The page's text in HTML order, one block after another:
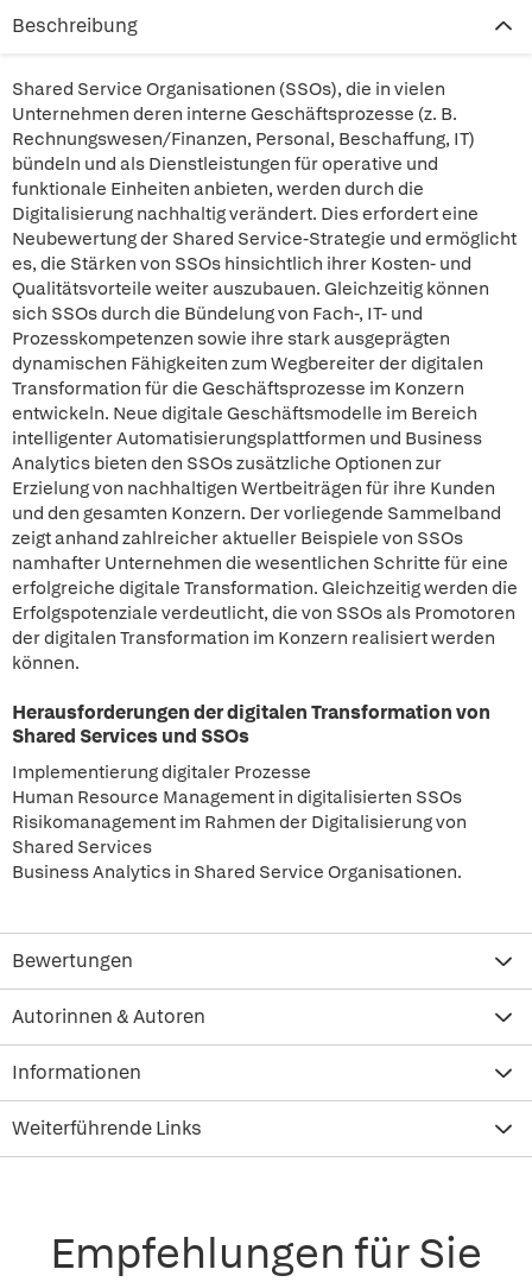
Beschreibung
Shared Service Organisationen (SSOs), die in vielen
Unternehmen deren interne Geschäftsprozesse (z. B.
Rechnungswesen/Finanzen, Personal, Beschaffung, IT)
bündeln und als Dienstleistungen für operative und
funktionale Einheiten anbieten, werden durch die
Digitalisierung nachhaltig verändert. Dies erfordert eine
Neubewertung der Shared Service-Strategie und ermöglicht
es, die Stärken von SSOs hinsichtlich ihrer Kosten- und
Qualitätsvorteile weiter auszubauen. Gleichzeitig können
sich SSOs durch die Bündelung von Fach-, IT- und
Prozesskompetenzen sowie ihre stark ausgeprägten
dynamischen Fähigkeiten zum Wegbereiter der digitalen
Transformation für die Geschäftsprozesse im Konzern
entwickeln. Neue digitale Geschäftsmodelle im Bereich
intelligenter Automatisierungsplattformen und Business
Analytics bieten den SSOs zusätzliche Optionen zur
Erzielung von nachhaltigen Wertbeiträgen für ihre Kunden
und den gesamten Konzern. Der vorliegende Sammelband
zeigt anhand zahlreicher aktueller Beispiele von SSOs
namhafter Unternehmen die wesentlichen Schritte für eine
erfolgreiche digitale Transformation. Gleichzeitig werden die
Erfolgspotenziale verdeutlicht, die von SSOs als Promotoren
der digitalen Transformation im Konzern realisiert werden
können.
Herausforderungen der digitalen Transformation von
Shared Services und SSOs
Implementierung digitaler Prozesse
Human Resource Management in digitalisierten SSOs
Risikomanagement im Rahmen der Digitalisierung von
Shared Services
Business Analytics in Shared Service Organisationen.
Bewertungen
Autorinnen & Autoren
Informationen
Weiterführende Links
Empfehlungen für Sie